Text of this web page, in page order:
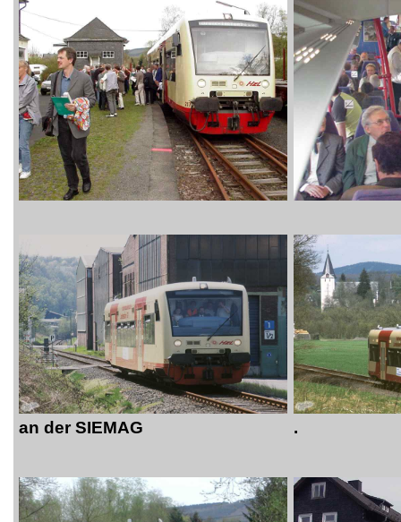
an der SIEMAG .